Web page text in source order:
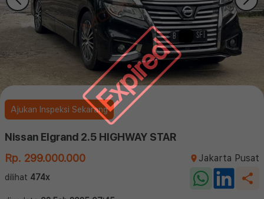
Expired
Ajukan Inspeksi Sekarang
Nissan Elgrand 2.5 HIGHWAY STAR
Rp. 299.000.000
Jakarta Pusat
dilihat 474x